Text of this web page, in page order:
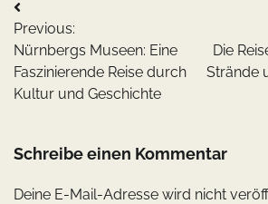
Beitragsnavigation
Previous:
Nürnbergs Museen: Eine
Faszinierende Reise durch
Kultur und Geschichte
Die
Strände
Schreibe einen Kommentar
Deine E-Mail-Adresse wird nicht